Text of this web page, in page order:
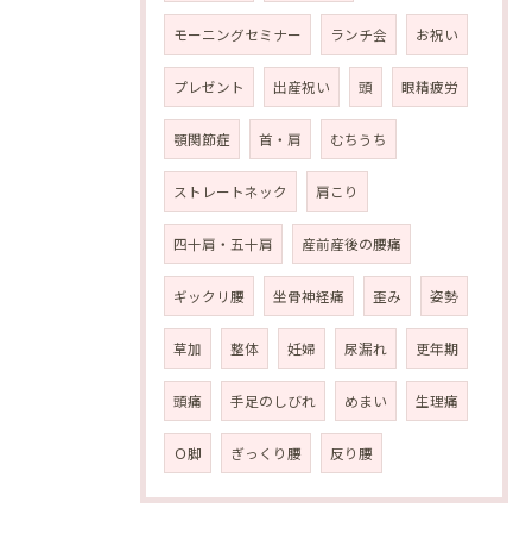
モーニングセミナー ランチ会 お祝い
プレゼント 出産祝い 頭 眼精疲労
顎関節症 首・肩 むちうち
ストレートネック 肩こり
四十肩・五十肩 産前産後の腰痛
ギックリ腰 坐骨神経痛 歪み 姿勢
草加 整体 妊婦 尿漏れ 更年期
頭痛 手足のしびれ めまい 生理痛
Ｏ脚 ぎっくり腰 反り腰